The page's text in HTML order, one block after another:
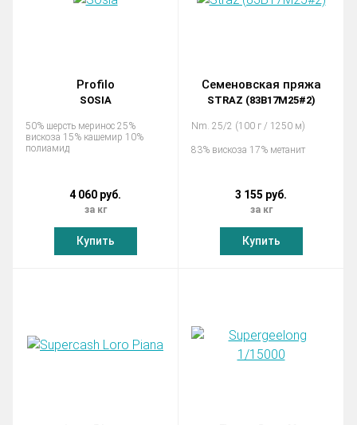
Profilo
SOSIA
50% шерсть меринос 25%
вискоза 15% кашемир 10%
полиамид
4 060 руб.
за кг
Купить
Семеновская пряжа
STRAZ (83В17М25#2)
Nm. 25/2 (100 г / 1250 м)
83% вискоза 17% метанит
3 155 руб.
за кг
Купить